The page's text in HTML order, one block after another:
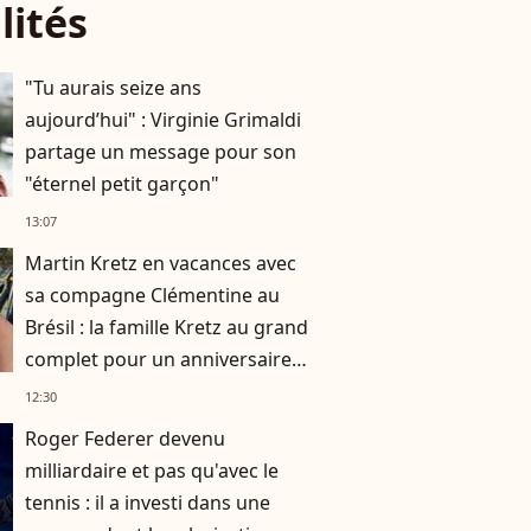
"Tu aurais seize ans
aujourd’hui" : Virginie Grimaldi
partage un message pour son
"éternel petit garçon"
13:07
Martin Kretz en vacances avec
sa compagne Clémentine au
Brésil : la famille Kretz au grand
complet pour un anniversaire
très particulier
12:30
Roger Federer devenu
milliardaire et pas qu'avec le
tennis : il a investi dans une